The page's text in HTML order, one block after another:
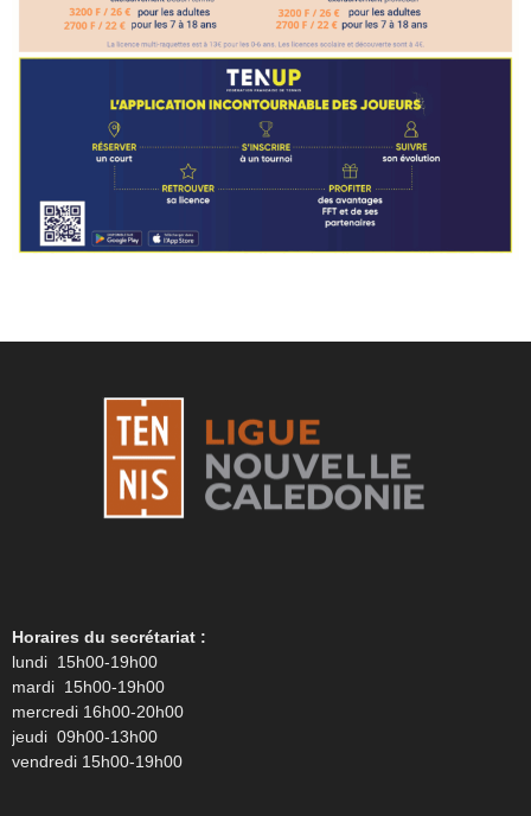
Horaires du secrétariat :
lundi 15h00-19h00
mardi 15h00-19h00
mercredi 16h00-20h00
jeudi 09h00-13h00
vendredi 15h00-19h00